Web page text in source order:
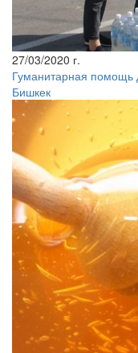
27/03/2020 г.
Гуманитарная помощь
Бишкек